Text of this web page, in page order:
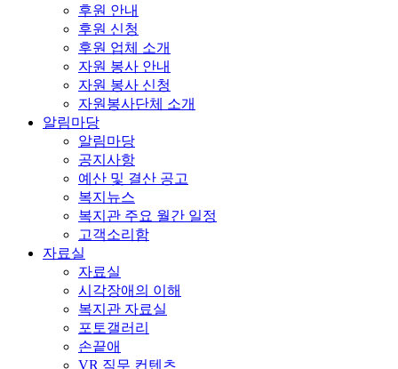
후원 안내
후원 신청
후원 업체 소개
자원 봉사 안내
자원 봉사 신청
자원봉사단체 소개
알림마당
알림마당
공지사항
예산 및 결산 공고
복지뉴스
복지관 주요 월간 일정
고객소리함
자료실
자료실
시각장애의 이해
복지관 자료실
포토갤러리
손끝애
VR 직무 컨텐츠